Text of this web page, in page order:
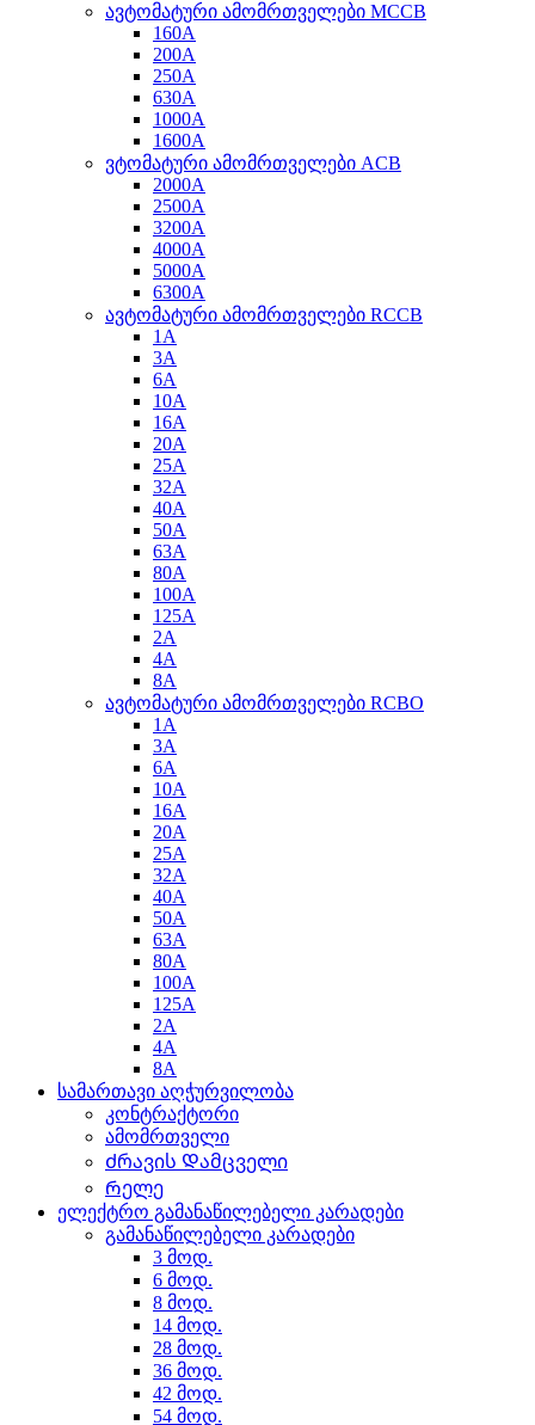
ავტომატური ამომრთველები MCCB
160A
200A
250A
630A
1000A
1600A
ვტომატური ამომრთველები ACB
2000A
2500A
3200A
4000A
5000A
6300A
ავტომატური ამომრთველები RCCB
1A
3A
6A
10A
16A
20A
25A
32A
40A
50A
63A
80A
100A
125A
2A
4A
8A
ავტომატური ამომრთველები RCBO
1A
3A
6A
10A
16A
20A
25A
32A
40A
50A
63A
80A
100A
125A
2A
4A
8A
სამართავი აღჭურვილობა
კონტრაქტორი
ამომრთველი
Ძრავის Დამცველი
Რელე
ელექტრო გამანაწილებელი კარადები
გამანაწილებელი კარადები
3 მოდ.
6 მოდ.
8 მოდ.
14 მოდ.
28 მოდ.
36 მოდ.
42 მოდ.
54 მოდ.